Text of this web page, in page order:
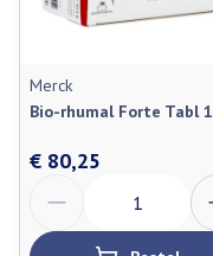
Merck
Bio-rhumal Forte Tabl
€ 80,25